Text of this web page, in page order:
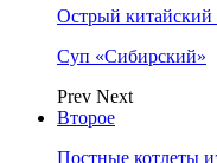
Острый китайский
Суп «Сибирский»
Prev Next
Второе
Постные котлеты